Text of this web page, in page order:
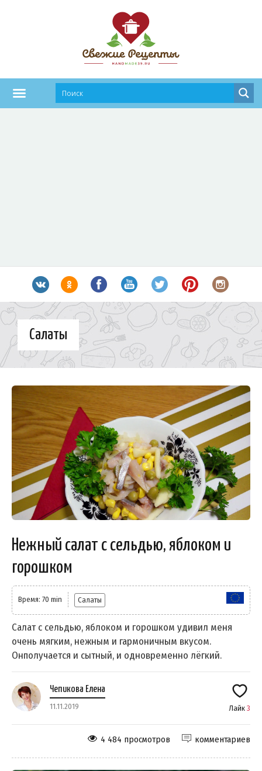
Салаты
Нежный салат с сельдью, яблоком и
горошком
Время: 70 min Салаты
Салат с сельдью, яблоком и горошком удивил меня
очень мягким, нежным и гармоничным вкусом.
Онполучается и сытный, и одновременно лёгкий.
Чепикова Елена
11.11.2019 Лайк 3
комментариев
4 484 просмотров